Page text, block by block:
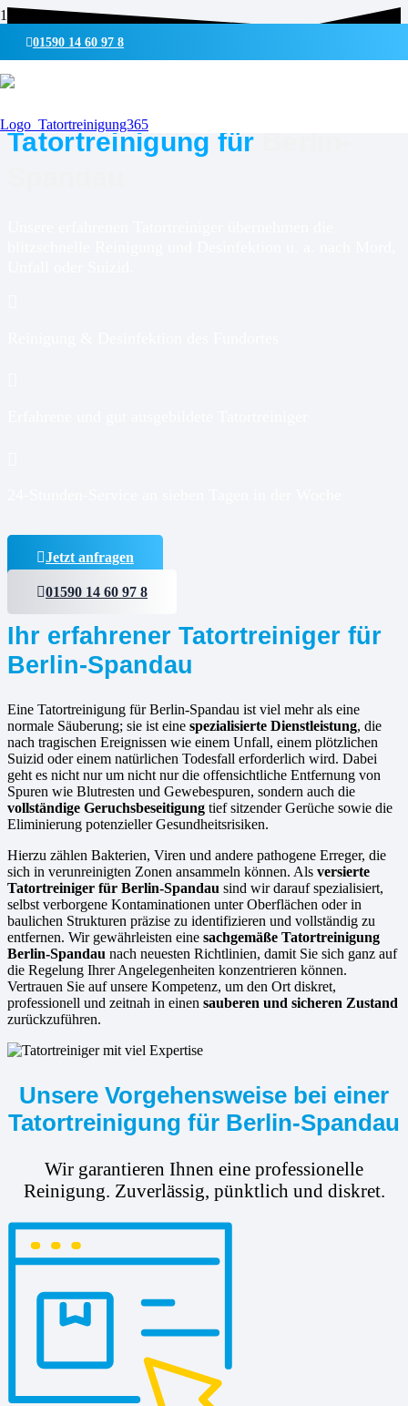
01590 14 60 97 8
Tatortreinigung für
Jetzt anfragen
01590 14 60 97 8
Ihr erfahrener Tatortreiniger für
Berlin-Spandau
Eine Tatortreinigung für Berlin-Spandau ist viel mehr als eine
normale Säuberung; sie ist eine spezialisierte Dienstleistung, die
nach tragischen Ereignissen wie einem Unfall, einem plötzlichen
Suizid oder einem natürlichen Todesfall erforderlich wird. Dabei
geht es nicht nur um nicht nur die offensichtliche Entfernung von
Spuren wie Blutresten und Gewebespuren, sondern auch die
vollständige Geruchsbeseitigung tief sitzender Gerüche sowie die
Eliminierung potenzieller Gesundheitsrisiken.
Hierzu zählen Bakterien, Viren und andere pathogene Erreger, die
sich in verunreinigten Zonen ansammeln können. Als versierte
Tatortreiniger für Berlin-Spandau sind wir darauf spezialisiert,
selbst verborgene Kontaminationen unter Oberflächen oder in
baulichen Strukturen präzise zu identifizieren und vollständig zu
entfernen. Wir gewährleisten eine sachgemäße Tatortreinigung
Berlin-Spandau nach neuesten Richtlinien, damit Sie sich ganz auf
die Regelung Ihrer Angelegenheiten konzentrieren können.
Vertrauen Sie auf unsere Kompetenz, um den Ort diskret,
professionell und zeitnah in einen sauberen und sicheren Zustand
zurückzuführen.
Unsere Vorgehensweise bei einer
Tatortreinigung für Berlin-Spandau
Wir garantieren Ihnen eine professionelle
Reinigung. Zuverlässig, pünktlich und diskret.